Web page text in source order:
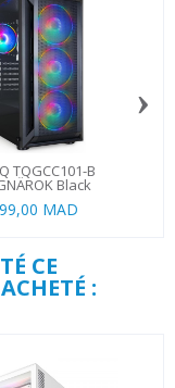
TQGCC101-B
Black
MAD
›
CE
: